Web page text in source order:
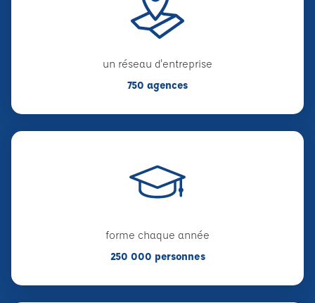
un réseau d'entreprise
750 agences
forme chaque année
250 000 personnes